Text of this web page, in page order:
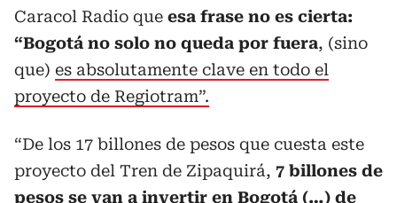
Caracol Radio que esa frase no es cierta:
“Bogotá no solo no queda por fuera, (sino
que) es absolutamente clave en todo el
proyecto de Regiotram”.
“De los 17 billones de pesos que cuesta este
proyecto del Tren de Zipaquirá, 7 billones de
pesos se van a invertir en Bogotá (…) de